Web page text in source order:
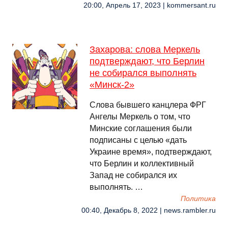
20:00, Апрель 17, 2023 | kommersant.ru
Захарова: слова Меркель
подтверждают, что Берлин
не собирался выполнять
«Минск-2»
Слова бывшего канцлера ФРГ
Ангелы Меркель о том, что
Минские соглашения были
подписаны с целью «дать
Украине время», подтверждают,
что Берлин и коллективный
Запад не собирался их
выполнять. …
Политика
00:40, Декабрь 8, 2022 | news.rambler.ru